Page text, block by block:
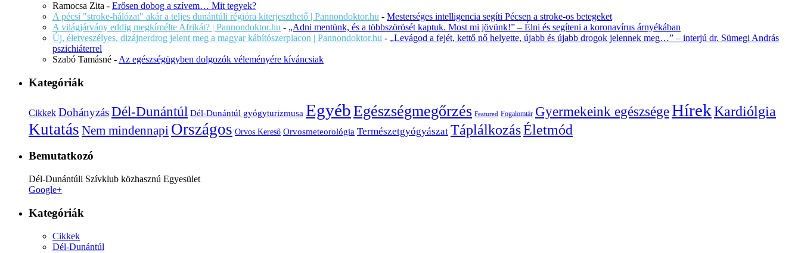
Ramocsa Zita - Erősen dobog a szívem… Mit tegyek?
A pécsi "stroke-hálózat" akár a teljes dunántúli régióra kiterjeszthető | Pannondoktor.hu - Mesterséges intelligencia segíti Pécsen a stroke-os betegeket
A világjárvány eddig megkímélte Afrikát? | Pannondoktor.hu - „Adni mentünk, és a többszörösét kaptuk. Most mi jövünk!” – Élni és segíteni a koronavírus árnyékában
Új, életveszélyes, dizájnerdrog jelent meg a magyar kábítószerpiacon | Pannondoktor.hu - „Levágod a fejét, kettő nő helyette, újabb és újabb drogok jelennek meg…” – interjú dr. Sümegi András
pszichiáterrel
Szabó Tamásné - Az egészségügyben dolgozók véleményére kíváncsiak
Kategóriák
Cikkek DohányzásDél-Dunántúl Dél-Dunántúl gyógyturizmusa EgyébEgészségmegőrzés Featured Fogalomtár Gyermekeink egészségeHírekKardiólgia
Kutatás Nem mindennapi Országos Orvos Kereső Orvosmeteorológia Természetgyógyászat TáplálkozásÉletmód
Bemutatkozó
Dél-Dunántúli Szívklub közhasznú Egyesület
Google+
Kategóriák
Cikkek
Dél-Dunántúl